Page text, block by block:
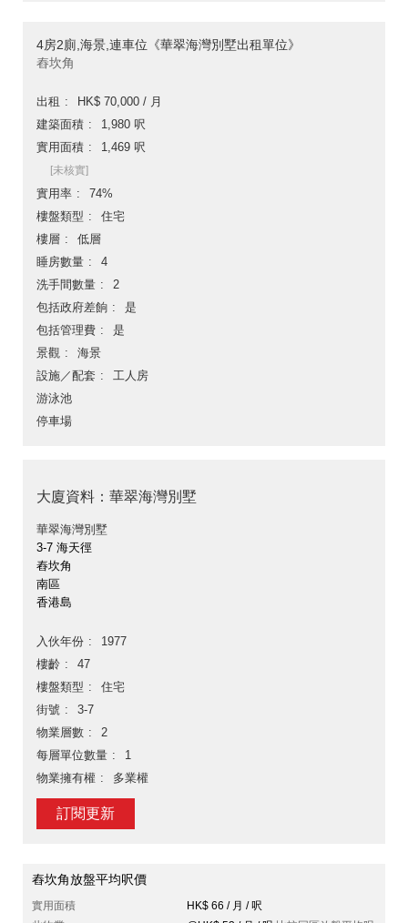
4房2廁,海景,連車位《華翠海灣別墅出租單位》
舂坎角
出租
HK$ 70,000 / 月
建築面積
1,980 呎
實用面積
1,469 呎
[未核實]
實用率
74%
樓盤類型
住宅
樓層
低層
睡房數量
4
洗手間數量
2
包括政府差餉
是
包括管理費
是
景觀
海景
設施／配套
工人房
游泳池
停車場
大廈資料：華翠海灣別墅
華翠海灣別墅
3-7 海天徑
舂坎角
南區
香港島
入伙年份
1977
樓齡
47
樓盤類型
住宅
街號
3-7
物業層數
2
每層單位數量
1
物業擁有權
多業權
訂閱更新
舂坎角放盤平均呎價
實用面積
HK$ 66 / 月 / 呎